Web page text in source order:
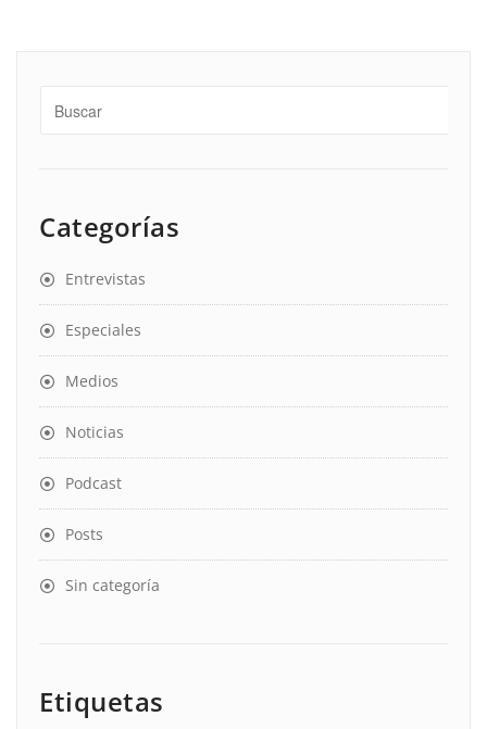
Categorías
Entrevistas
Especiales
Medios
Noticias
Podcast
Posts
Sin categoría
Etiquetas